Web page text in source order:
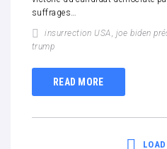
suffrages…
insurrection USA, joe biden
trump
READ MORE